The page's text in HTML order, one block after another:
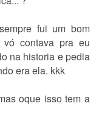
fui um bom
vó contava pra eu
na historia e pedia
era ela. kkk
oque isso tem a